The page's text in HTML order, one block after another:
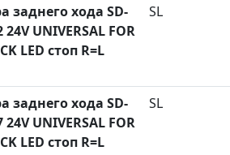
[13]
[2]
[14]
[1]
[10]
заднего хода SD-
24V UNIVERSAL FOR
LED стоп R=L
SL
заднего хода SD-
24V UNIVERSAL FOR
LED стоп R=L
SL